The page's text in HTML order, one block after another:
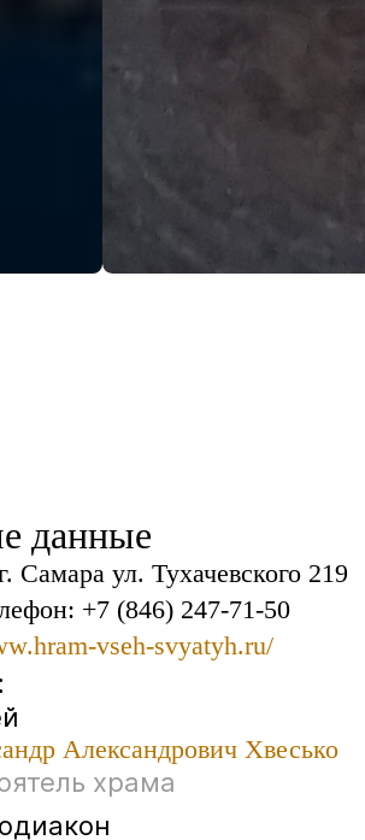
данные
Самара ул. Тухачевского 219
+7 (846) 247-71-50
vseh-svyatyh.ru/
Александрович Хвесько
храма